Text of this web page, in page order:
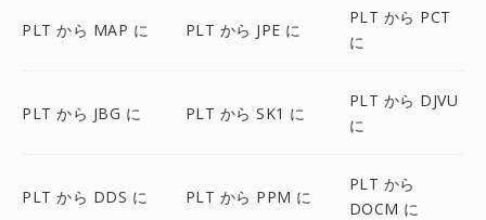
PLT から MAP に PLT から JPE に
PLT から PCT
に
PLT から JBG に PLT から SK1 に
PLT から DJVU
に
PLT から DDS に PLT から PPM に
PLT から
DOCM に